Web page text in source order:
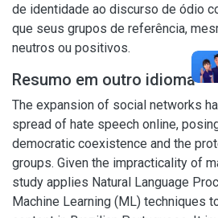
de identidade ao discurso de ódio
que seus grupos de referência,
neutros ou positivos.
Resumo em outro idioma
The expansion of social networks
spread of hate speech online,
democratic coexistence and the
groups. Given the impracticality of
study applies Natural Language
Machine Learning (ML) techniques